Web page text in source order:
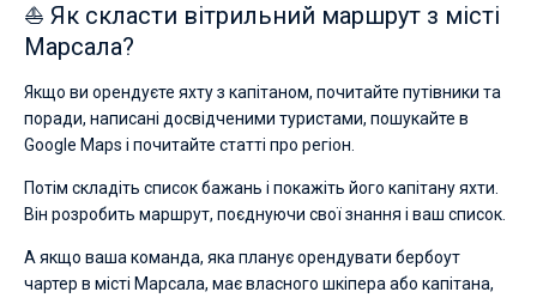
⛵ Як скласти вітрильний маршрут з місті
Марсала?
Якщо ви орендуєте яхту з капітаном, почитайте путівники та
поради, написані досвідченими туристами, пошукайте в
Google Maps і почитайте статті про регіон.
Потім складіть список бажань і покажіть його капітану яхти.
Він розробить маршрут, поєднуючи свої знання і ваш список.
А якщо ваша команда, яка планує орендувати бербоут
чартер в місті Марсала, має власного шкіпера або капітана,